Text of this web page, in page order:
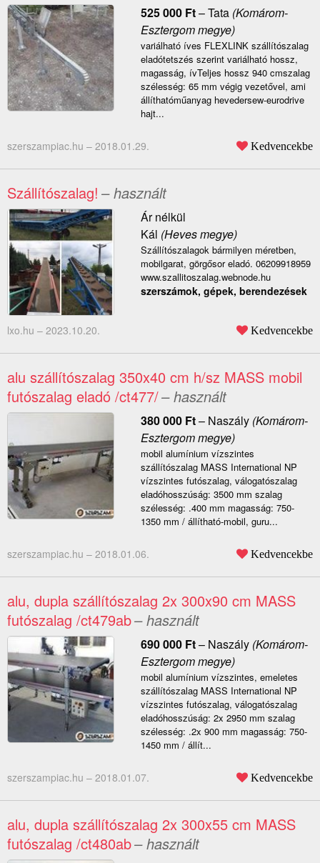
525 000 Ft–Tata(Komárom-
Esztergom megye)
variálható íves FLEXLINK szállítószalag
eladótetszés szerint variálható hossz,
magasság, ívTeljes hossz 940 cmszalag
szélesség: 65 mm végig vezetővel, ami
állíthatóműanyag hevedersew-eurodrive
hajt...
szerszampiac.hu – 2018.01.29. Kedvencekbe
Szállítószalag! – használt
Ár nélkül
Kál (Heves megye)
Szállítószalagok bármilyen méretben,
mobilgarat, görgősor eladó. 06209918959
www.szallitoszalag.webnode.hu
szerszámok, gépek, berendezések
lxo.hu – 2023.10.20. Kedvencekbe
alu szállítószalag 350x40 cm h/sz MASS mobil
futószalag eladó /ct477/– használt
380 000 Ft– Naszály(Komárom-
Esztergom megye)
mobil alumínium vízszintes
szállítószalag MASS International NP
vízszintes futószalag, válogatószalag
eladóhosszúság: 3500 mm szalag
szélesség: .400 mm magasság: 750-
1350 mm / állítható-mobil, guru...
szerszampiac.hu – 2018.01.06. Kedvencekbe
alu, dupla szállítószalag 2x 300x90 cm MASS
futószalag /ct479ab– használt
690 000 Ft– Naszály(Komárom-
Esztergom megye)
mobil alumínium vízszintes, emeletes
szállítószalag MASS International NP
vízszintes futószalag, válogatószalag
eladóhosszúság: 2x 2950 mm szalag
szélesség: .2x 900 mm magasság: 750-
1450 mm / állít...
szerszampiac.hu – 2018.01.07. Kedvencekbe
alu, dupla szállítószalag 2x 300x55 cm MASS
futószalag /ct480ab– használt